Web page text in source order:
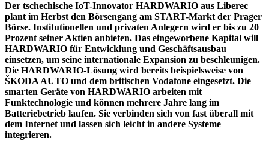
Der tschechische IoT-Innovator HARDWARIO aus Liberec
plant im Herbst den Börsengang am START-Markt der Prager
Börse. Institutionellen und privaten Anlegern wird er bis zu 20
Prozent seiner Aktien anbieten. Das eingeworbene Kapital will
HARDWARIO für Entwicklung und Geschäftsausbau
einsetzen, um seine internationale Expansion zu beschleunigen.
Die HARDWARIO-Lösung wird bereits beispielsweise von
ŠKODA AUTO und dem britischen Vodafone eingesetzt. Die
smarten Geräte von HARDWARIO arbeiten mit
Funktechnologie und können mehrere Jahre lang im
Batteriebetrieb laufen. Sie verbinden sich von fast überall mit
dem Internet und lassen sich leicht in andere Systeme
integrieren.